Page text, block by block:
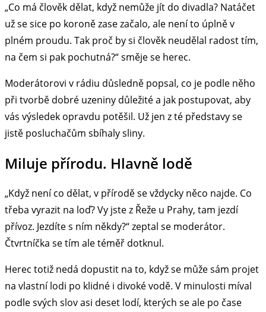
„Co má člověk dělat, když nemůže jít do divadla? Natáčet
už se sice po koroně zase začalo, ale není to úplně v
plném proudu. Tak proč by si člověk neudělal radost tím,
na čem si pak pochutná?“ směje se herec.
Moderátorovi v rádiu důsledně popsal, co je podle něho
při tvorbě dobré uzeniny důležité a jak postupovat, aby
vás výsledek opravdu potěšil. Už jen z té představy se
jistě posluchačům sbíhaly sliny.
Miluje přírodu. Hlavně lodě
„Když není co dělat, v přírodě se vždycky něco najde. Co
třeba vyrazit na loď? Vy jste z Řeže u Prahy, tam jezdí
přívoz. Jezdíte s ním někdy?“ zeptal se moderátor.
Čtvrtníčka se tím ale téměř dotknul.
Herec totiž nedá dopustit na to, když se může sám projet
na vlastní lodi po klidné i divoké vodě. V minulosti míval
podle svých slov asi deset lodí, kterých se ale po čase